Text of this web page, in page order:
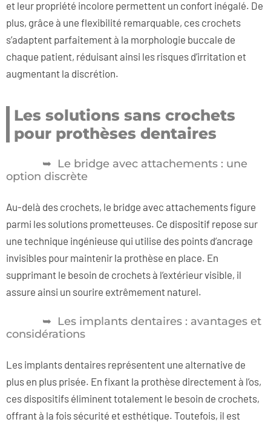
et leur propriété incolore permettent un confort inégalé. De
plus, grâce à une flexibilité remarquable, ces crochets
s’adaptent parfaitement à la morphologie buccale de
chaque patient, réduisant ainsi les risques d’irritation et
augmentant la discrétion.
Les solutions sans crochets
pour prothèses dentaires
Le bridge avec attachements : une
option discrète
Au-delà des crochets, le bridge avec attachements figure
parmi les solutions prometteuses. Ce dispositif repose sur
une technique ingénieuse qui utilise des points d’ancrage
invisibles pour maintenir la prothèse en place. En
supprimant le besoin de crochets à l’extérieur visible, il
assure ainsi un sourire extrêmement naturel.
Les implants dentaires : avantages et
considérations
Les implants dentaires représentent une alternative de
plus en plus prisée. En fixant la prothèse directement à l’os,
ces dispositifs éliminent totalement le besoin de crochets,
offrant à la fois sécurité et esthétique. Toutefois, il est